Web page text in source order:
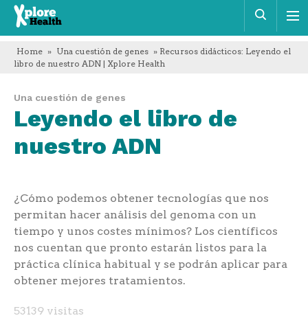
Xplore
Health
Home » Una cuestión de genes » Recursos didácticos: Leyendo el
libro de nuestro ADN | Xplore Health
Una cuestión de genes
Leyendo el libro de
nuestro ADN
¿Cómo podemos obtener tecnologías que nos
permitan hacer análisis del genoma con un
tiempo y unos costes mínimos? Los científicos
nos cuentan que pronto estarán listos para la
práctica clínica habitual y se podrán aplicar para
obtener mejores tratamientos.
53139 visitas